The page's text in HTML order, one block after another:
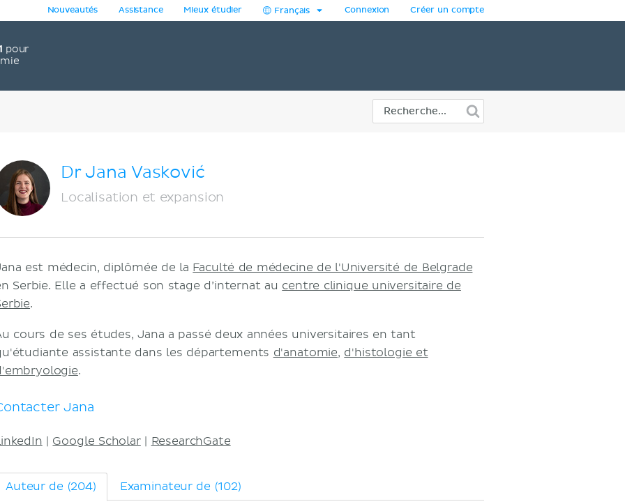
pour
Nouveautés Assistance Mieux étudier Français Connexion Créer un compte
Dr Jana Vasković
Localisation et expansion
est médecin, diplômée de la Faculté de médecine de l'Université de Belgrade
Serbie. Elle a effectué son stage d’internat au centre clinique universitaire de
.
cours de ses études, Jana a passé deux années universitaires en tant
assistante dans les départements d'anatomie, d'histologie et
.
Jana
Google Scholar| ResearchGate
Auteur de (204) Examinateur de (102)